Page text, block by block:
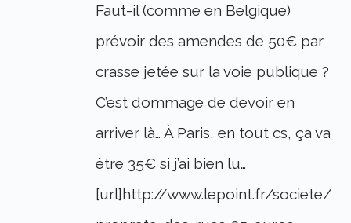
Faut-il (comme en Belgique)
prévoir des amendes de 50€ par
crasse jetée sur la voie publique ?
C’est dommage de devoir en
arriver là… À Paris, en tout cs, ça va
être 35€ si j’ai bien lu…
[url]http://www.lepoint.fr/societe/